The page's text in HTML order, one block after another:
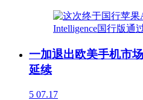
一加退出欧美手机市
延续
5 07.17